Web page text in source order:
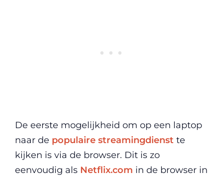
De eerste mogelijkheid om op een laptop
naar de populaire streamingdienst te
kijken is via de browser. Dit is zo
eenvoudig als Netflix.com in de browser in